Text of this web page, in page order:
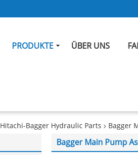
PRODUKTE ÜBER UNS
Hitachi-Bagger Hydraulic Parts Bagger
Bagger Main Pump